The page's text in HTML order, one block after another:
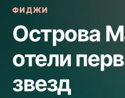
ФИДЖИ
Острова
отели
звезд